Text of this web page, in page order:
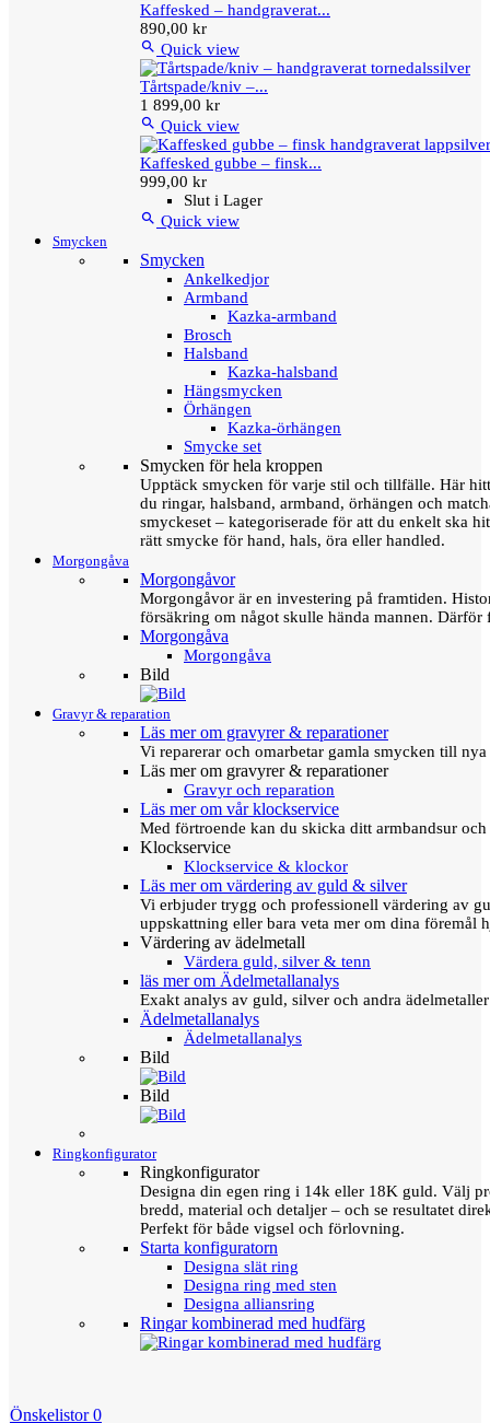
Kaffesked – handgraverat...
890,00 kr
 Quick view
Tårtspade/kniv –...
1 899,00 kr
 Quick view
Kaffesked gubbe – finsk...
999,00 kr
Slut i Lager
 Quick view
Smycken
Smycken
Ankelkedjor
Armband
Kazka-armband
Brosch
Halsband
Kazka-halsband
Hängsmycken
Örhängen
Kazka-örhängen
Smycke set
Smycken för hela kroppen
Upptäck smycken för varje stil och tillfälle. Här
du ringar, halsband, armband, örhängen och
smyckeset – kategoriserade för att du enkelt ska
rätt smycke för hand, hals, öra eller handled.
Morgongåva
Morgongåvor
Morgongåvor är en investering på framtiden.
försäkring om något skulle hända mannen.
Morgongåva
Morgongåva
Bild
Gravyr & reparation
Läs mer om gravyrer & reparationer
Vi reparerar och omarbetar gamla smycken till
Läs mer om gravyrer & reparationer
Gravyr och reparation
Läs mer om vår klockservice
Med förtroende kan du skicka ditt armbandsur
Klockservice
Klockservice & klockor
Läs mer om värdering av guld & silver
Vi erbjuder trygg och professionell värdering av
uppskattning eller bara veta mer om dina föremål
Värdering av ädelmetall
Värdera guld, silver & tenn
läs mer om Ädelmetallanalys
Exakt analys av guld, silver och andra
Ädelmetallanalys
Ädelmetallanalys
Bild
Bild
Ringkonfigurator
Ringkonfigurator
Designa din egen ring i 14k eller 18K guld. Välj
bredd, material och detaljer – och se resultatet
Perfekt för både vigsel och förlovning.
Starta konfiguratorn
Designa slät ring
Designa ring med sten
Designa alliansring
Ringar kombinerad med hudfärg
Önskelistor 0